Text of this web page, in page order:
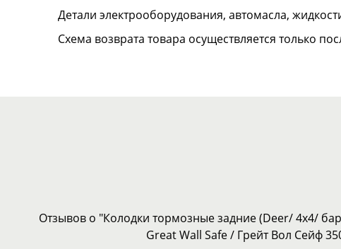
Детали электрооборудования, автомасла,
Схема возврата товара осуществляется только
Отзывов о "Колодки тормозные задние (Deer/ 4x4/
Great Wall Safe / Грейт Вол Сейф